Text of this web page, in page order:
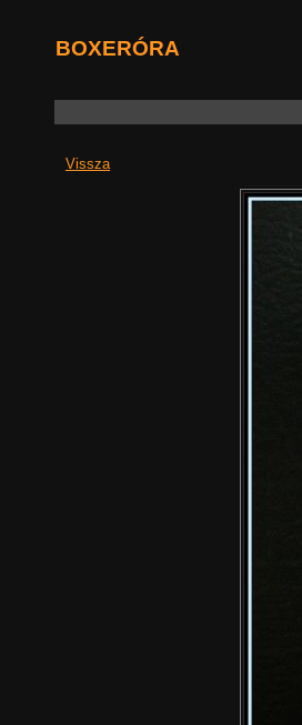
BOXERÓRA
Vissza